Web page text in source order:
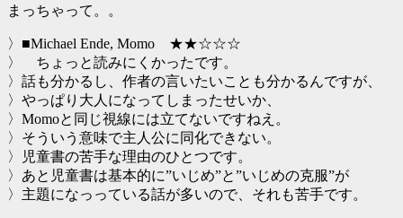
まっちゃって。。
〉■Michael Ende, Momo ★★☆☆☆
〉 ちょっと読みにくかったです。
〉話も分かるし、作者の言いたいことも分かるんですが、
〉やっぱり大人になってしまったせいか、
〉Momoと同じ視線には立てないですねえ。
〉そういう意味で主人公に同化できない。
〉児童書の苦手な理由のひとつです。
〉あと児童書は基本的に”いじめ”と”いじめの克服”が
〉主題になっっている話が多いので、それも苦手です。